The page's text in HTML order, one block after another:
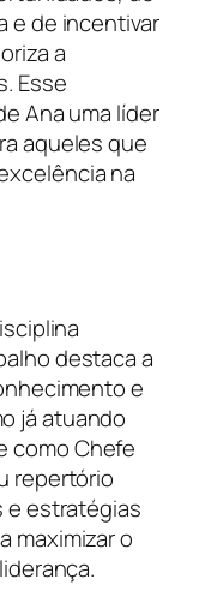
e de incentivar
a
Esse
Ana uma líder
aqueles que
na
destaca a
e
já atuando
como Chefe
repertório
e estratégias
maximizar o